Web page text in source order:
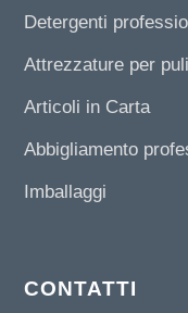
Detergenti
Attrezzature per
Articoli in Carta
Abbigliamento
Imballaggi
CONTATTI